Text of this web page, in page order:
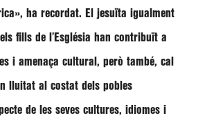
, ha recordat. El jesuïta igualment
fills de l’Església han contribuït a
i amenaça cultural, però també, cal
lluitat al costat dels pobles
de les seves cultures, idiomes i